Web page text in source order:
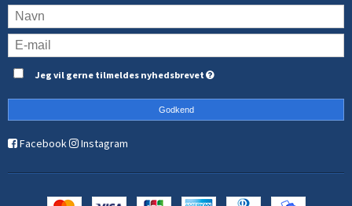
Jeg vil gerne tilmeldes nyhedsbrevet
Godkend
Facebook Instagram